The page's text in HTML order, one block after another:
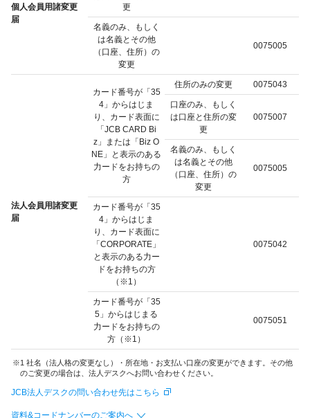
個人会員用諸変更
届
更
名義のみ、もしく
は名義とその他
（口座、住所）の
変更
0075005
法人会員用諸変更
届
カード番号が「35
4」からはじま
り、カード表面に
「JCB CARD Bi
z」または「Biz O
NE」と表示のある
力ードをお持ちの
方
住所のみの変更 0075043
口座のみ、もしく
は口座と住所の変
更
0075007
名義のみ、もしく
は名義とその他
（口座、住所）の
変更
0075005
カード番号が「35
4」からはじま
り、カード表面に
「CORPORATE」
と表示のある力ー
ドをお持ちの方
（※1）
0075042
カード番号が「35
5」からはじまる
力ードをお持ちの
方（※1）
0075051
1 社名（法人格の変更なし）・所在地・お支払い口座の変更ができます。その他
のご変更の場合は、法人デスクへお問い合わせください。
JCB法人デスクの問い合わせ先はこちら
資料&コードナンバーのご案内へ